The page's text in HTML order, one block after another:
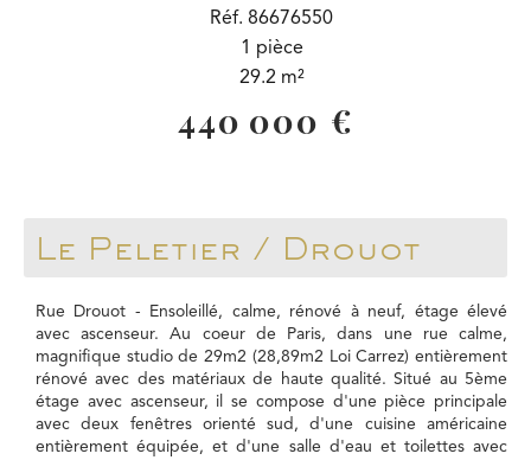
Réf. 86676550
1 pièce
29.2 m²
440 000 €
Le Peletier / Drouot
Rue Drouot - Ensoleillé, calme, rénové à neuf, étage élevé
avec ascenseur. Au coeur de Paris, dans une rue calme,
magnifique studio de 29m2 (28,89m2 Loi Carrez) entièrement
rénové avec des matériaux de haute qualité. Situé au 5ème
étage avec ascenseur, il se compose d'une pièce principale
avec deux fenêtres orienté sud, d'une cuisine américaine
entièrement équipée, et d'une salle d'eau et toilettes avec